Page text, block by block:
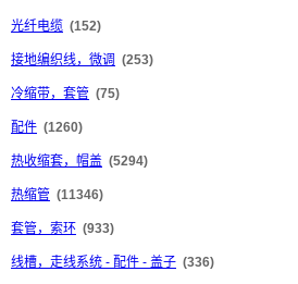
光纤电缆 (152)
接地编织线，微调 (253)
冷缩带，套管 (75)
配件 (1260)
热收缩套，帽盖 (5294)
热缩管 (11346)
套管，索环 (933)
线槽，走线系统 - 配件 - 盖子 (336)